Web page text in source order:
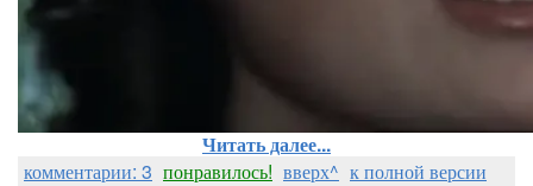
Читать далее...
комментарии: 3 понравилось! вверх^ к полной версии